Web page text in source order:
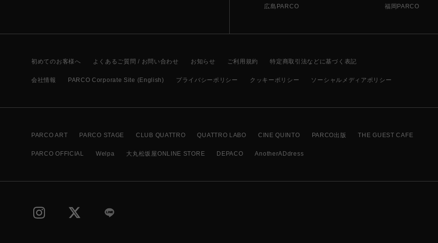
広島PARCO
福岡PARCO
初めてのお客様へ よくあるご質問 / お問い合わせ お知らせ ご利用規約 特定商取引法などに基づく表記
会社情報 PARCO Corporate Site (English) プライバシーポリシー クッキーポリシー ソーシャルメディアポリシー
PARCO ART PARCO STAGE CLUB QUATTRO QUATTRO LABO CINE QUINTO PARCO出版 THE GUEST CAFE
PARCO OFFICIAL Welpa 大丸松坂屋ONLINE STORE DEPACO AnotherADdress